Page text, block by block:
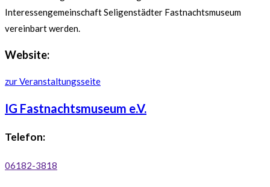
Interessengemeinschaft Seligenstädter Fastnachtsmuseum
vereinbart werden.
Website:
zur Veranstaltungsseite
IG Fastnachtsmuseum e.V.
Telefon:
06182-3818